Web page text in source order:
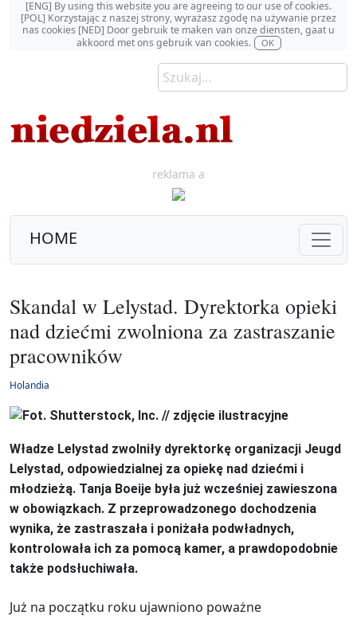
[ENG] By using this website you are agreeing to our use of cookies.
[POL] Korzystając z naszej strony, wyrażasz zgodę na używanie przez
nas cookies [NED] Door gebruik te maken van onze diensten, gaat u
akkoord met ons gebruik van cookies.
OK
reklama a
HOME
Skandal w Lelystad. Dyrektorka opieki
nad dziećmi zwolniona za zastraszanie
pracowników
Holandia
Władze Lelystad zwolniły dyrektorkę organizacji Jeugd
Lelystad, odpowiedzialnej za opiekę nad dziećmi i
młodzieżą. Tanja Boeije była już wcześniej zawieszona
w obowiązkach. Z przeprowadzonego dochodzenia
wynika, że zastraszała i poniżała podwładnych,
kontrolowała ich za pomocą kamer, a prawdopodobnie
także podsłuchiwała.
Już na początku roku ujawniono poważne